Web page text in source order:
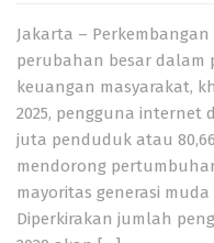
Jakarta –
perubahan besar dalam
keuangan masyarakat,
2025, pengguna internet
juta penduduk atau
mendorong
mayoritas generasi
Diperkirakan jumlah